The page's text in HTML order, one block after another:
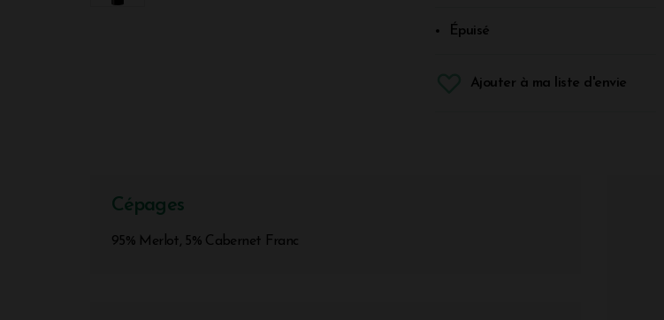
Épuisé
Ajouter à ma liste d'envie
Cépages
95% Merlot, 5% Cabernet Franc